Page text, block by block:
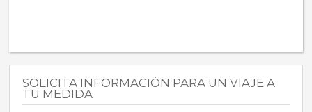
SOLICITA INFORMACIÓN PARA UN VIAJE A
TU MEDIDA